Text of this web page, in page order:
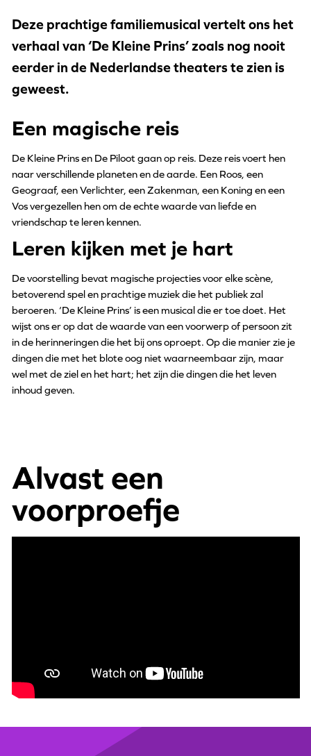
Deze prachtige familiemusical vertelt ons het
verhaal van ‘De Kleine Prins’ zoals nog nooit
eerder in de Nederlandse theaters te zien is
geweest.
Een magische reis
De Kleine Prins en De Piloot gaan op reis. Deze reis voert hen
naar verschillende planeten en de aarde. Een Roos, een
Geograaf, een Verlichter, een Zakenman, een Koning en een
Vos vergezellen hen om de echte waarde van liefde en
vriendschap te leren kennen.
Leren kijken met je hart
De voorstelling bevat magische projecties voor elke scène,
betoverend spel en prachtige muziek die het publiek zal
beroeren. ‘De Kleine Prins’ is een musical die er toe doet. Het
wijst ons er op dat de waarde van een voorwerp of persoon zit
in de herinneringen die het bij ons oproept. Op die manier zie je
dingen die met het blote oog niet waarneembaar zijn, maar
wel met de ziel en het hart; het zijn die dingen die het leven
inhoud geven.
Alvast een
voorproefje